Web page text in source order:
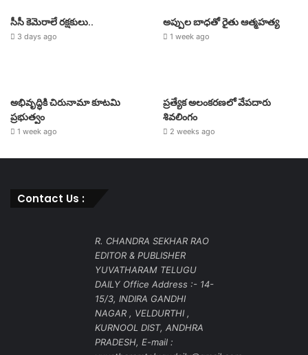
సీసీ కెమెరాలే రక్షకులు..
3 days ago
అప్పుల బాధతో రైతు ఆత్మహత్య
1 week ago
అభివృద్ధికి చిరునామా కూటమి
ప్రభుత్వం
1 week ago
ప్రత్యేక అలంకరణలో వేపదారు
శివలింగం
2 weeks ago
Contact Us :
R. CHANDRA SEKHAR RAO
EDITOR & PUBLISHER
YUVATHARAM TELUGU
DAILY Office Address :- 14-
15/3, INDIRA GANDHI
NAGAR , VELDURTHI ,
KURNOOL DIST, ANDHRA
PRADESH, E-mail :